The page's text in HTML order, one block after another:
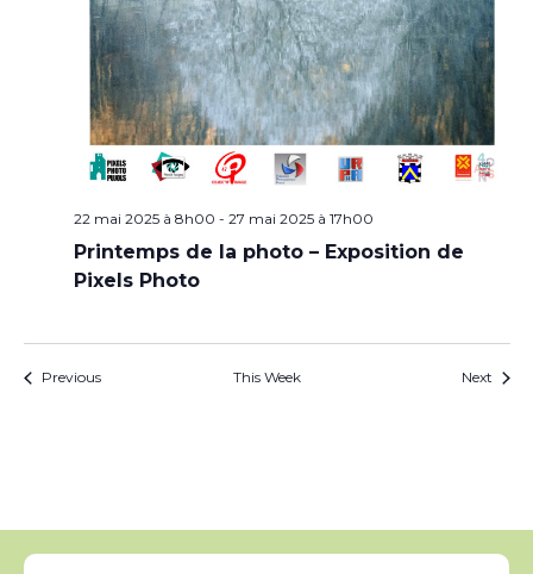
22 mai 2025 à 8h00 - 27 mai 2025 à 17h00
Printemps de la photo – Exposition de
Pixels Photo
Previous This Week Next